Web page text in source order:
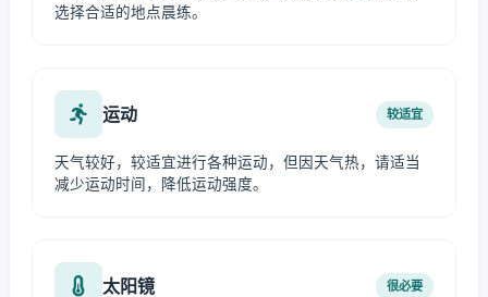
选择合适的地点晨练。
运动 较适宜
天气较好，较适宜进行各种运动，但因天气热，请适当
减少运动时间，降低运动强度。
太阳镜 很必要